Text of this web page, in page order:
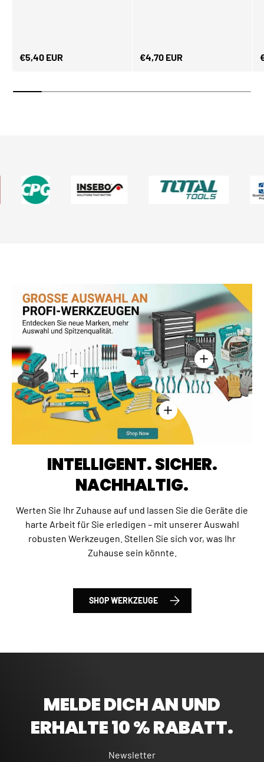
Normaler Preis
€5,40 EUR Normaler Preis
€4,70 EUR
Einzelheiten anzeigen -
Einzelheiten anzeigen -
Einzelheiten
INTELLIGENT. SICHER.
NACHHALTIG.
Werten Sie Ihr Zuhause auf und lassen Sie die Geräte die
harte Arbeit für Sie erledigen – mit unserer Auswahl
robusten Werkzeugen. Stellen Sie sich vor, was Ihr
Zuhause sein könnte.
SHOP WERKZEUGE
MELDE DICH AN UND
ERHALTE 10 % RABATT.
Newsletter